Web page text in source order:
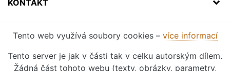
KONTAKT
Tento web využívá soubory cookies – více informací
Tento server je jak v části tak v celku autorským dílem.
Žádná část tohoto webu (texty, obrázky, parametry,